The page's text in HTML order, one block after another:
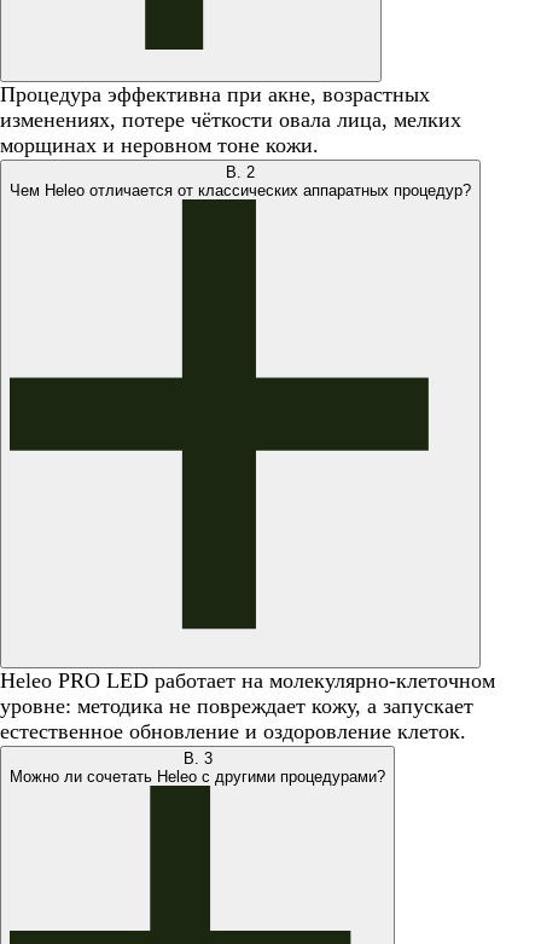
Процедура эффективна при акне, возрастных
изменениях, потере чёткости овала лица, мелких
морщинах и неровном тоне кожи.
В. 2
Чем Heleo отличается от классических аппаратных процедур?
Heleo PRO LED работает на молекулярно-клеточном
уровне: методика не повреждает кожу, а запускает
естественное обновление и оздоровление клеток.
В. 3
Можно ли сочетать Heleo с другими процедурами?